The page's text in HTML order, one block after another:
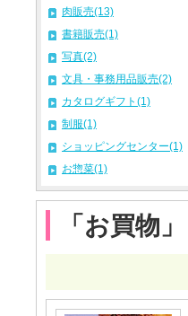
肉販売(13)
書籍販売(1)
写真(2)
文具・事務用品販売(2)
カタログギフト(1)
制服(1)
ショッピングセンター(1)
お惣菜(1)
「お買物